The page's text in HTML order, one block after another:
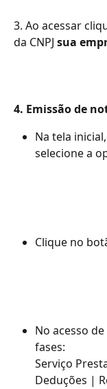
3. Ao acessar
da CNPJ sua
4. Emissão de
Na tela
selecione a
Clique no
No acesso
fases:
Serviço
Deduções |